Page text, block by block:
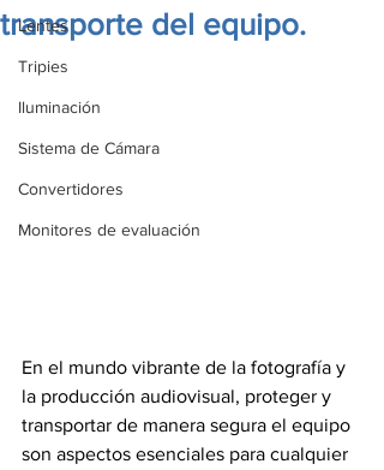
Lentes
Tripies
Iluminación
Sistema de Cámara
Convertidores
Monitores de evaluación
transporte del equipo.
En el mundo vibrante de la fotografía y
la producción audiovisual, proteger y
transportar de manera segura el equipo
son aspectos esenciales para cualquier